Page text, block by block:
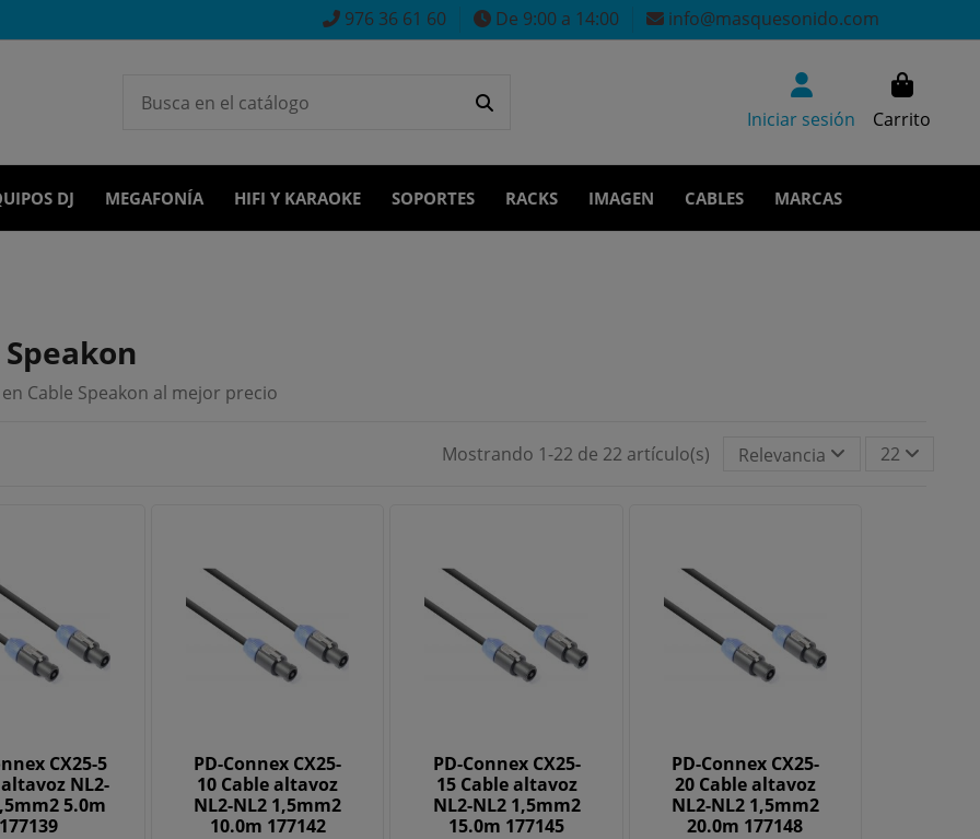
976 36 61 60 De 9:00 a 14:00 info@masquesonido.com
Iniciar sesión Carrito
DJ MEGAFONÍA HIFI Y KARAOKE SOPORTES RACKS IMAGEN CABLES MARCAS
Cable Speakon al mejor precio
Mostrando 1-22 de 22 artículo(s) Relevancia 22
CX25-5
NL2-
5.0m
177139
PD-Connex CX25-
10 Cable altavoz
NL2-NL2 1,5mm2
10.0m 177142
PD-Connex CX25-
15 Cable altavoz
NL2-NL2 1,5mm2
15.0m 177145
PD-Connex CX25-
20 Cable altavoz
NL2-NL2 1,5mm2
20.0m 177148